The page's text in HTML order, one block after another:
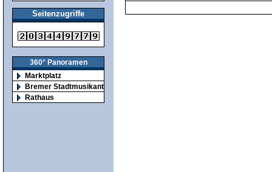
Seitenzugriffe
360° Panoramen
Marktplatz
Bremer Stadtmusikanten
Rathaus